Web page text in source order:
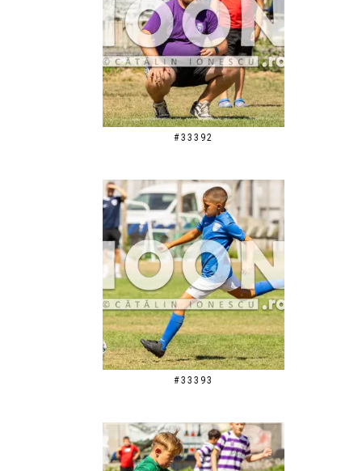
#33392
#33393